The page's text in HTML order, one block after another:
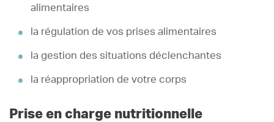
alimentaires
la régulation de vos prises alimentaires
la gestion des situations déclenchantes
la réappropriation de votre corps
Prise en charge nutritionnelle